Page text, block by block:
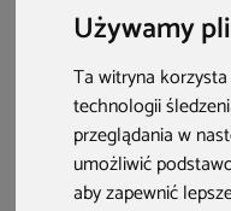
Używamy
Ta witryna
technologii
przeglądania w
umożliwić
aby zapewnić
Nowość
PRZE-KORZYSTNIE